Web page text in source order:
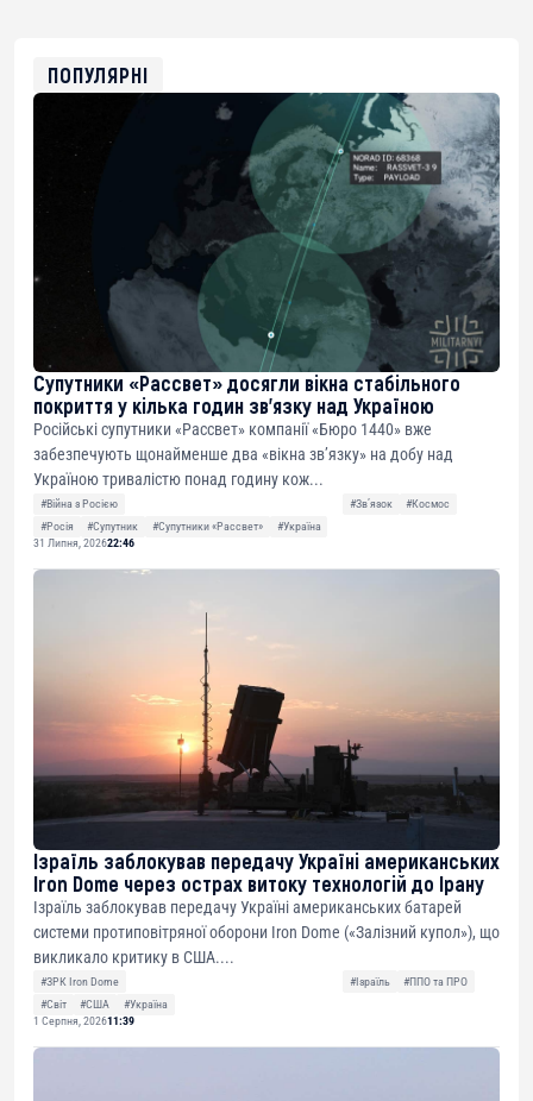
0xfD02863D3289416fcF50975c9DFda13623f97758
ПОПУЛЯРНІ
Супутники «Рассвет» досягли вікна стабільного
покриття у кілька годин зв’язку над Україною
Російські супутники «Рассвет» компанії «Бюро 1440» вже
забезпечують щонайменше два «вікна зв’язку» на добу над
Україною тривалістю понад годину кож...
#Війна з Росією #Звʼязок
#Космос
#Росія
#Супутник #Супутники «Рассвет»
#Україна
31 Липня, 202622:46
Ізраїль заблокував передачу Україні американських
Iron Dome через острах витоку технологій до Ірану
Ізраїль заблокував передачу Україні американських батарей
системи протиповітряної оборони Iron Dome («Залізний купол»), що
викликало критику в США....
#ЗРК Iron Dome #Ізраїль
#ППО та ПРО
#Світ
#США
#Україна
1 Серпня, 202611:39